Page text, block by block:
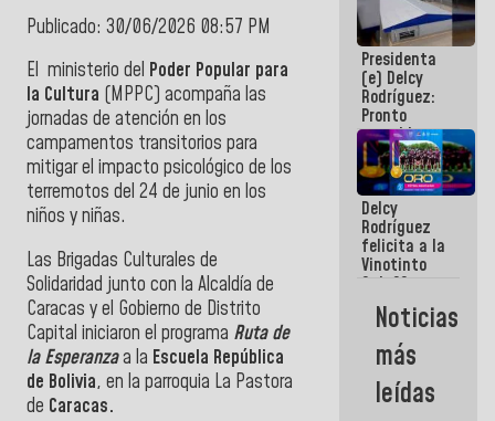
Publicado: 30/06/2026 08:57 PM
El ministerio del Poder Popular para
la Cultura (MPPC) acompaña las
jornadas de atención en los
campamentos transitorios para
mitigar el impacto psicológico de los
terremotos del 24 de junio en los
niños y niñas.
Las Brigadas Culturales de
Solidaridad junto con la Alcaldía de
Caracas y el Gobierno de Distrito
Capital iniciaron el programa Ruta de
la Esperanzaa la Escuela República
de Bolivia, en la parroquia La Pastora
de Caracas.
Marcano por
hacer
historia en
los
Centroamericanos
Presidenta
(e) Delcy
Rodríguez:
Pronto
restableceremos
las
operaciones
en el
Aeropuerto
Internacional
de
Maiquetía
Delcy
Rodríguez
felicita a la
Vinotinto
Sub 20
campeona
frente
México Sub
23 en los
Centroamericanos
Noticias
más
leídas